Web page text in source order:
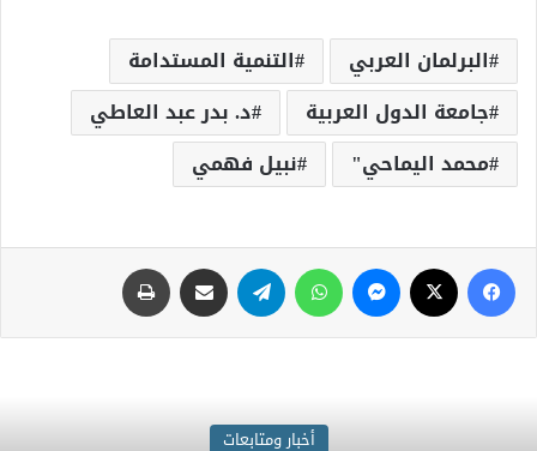
البرلمان العربي
التنمية المستدامة
جامعة الدول العربية
د. بدر عبد العاطي
محمد اليماحي"
نبيل فهمي
أخبار ومتابعات